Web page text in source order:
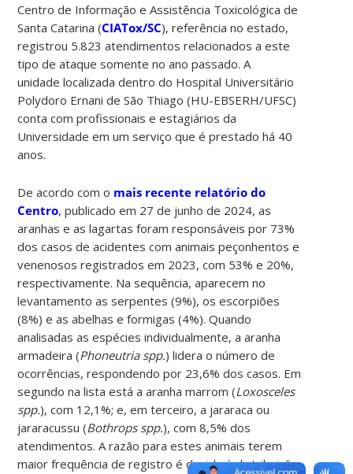
Centro de Informação e Assistência Toxicológica de
Santa Catarina (CIATox/SC), referência no estado,
registrou 5.823 atendimentos relacionados a este
tipo de ataque somente no ano passado. A
unidade localizada dentro do Hospital Universitário
Polydoro Ernani de São Thiago (HU-EBSERH/UFSC)
conta com profissionais e estagiários da
Universidade em um serviço que é prestado há 40
anos.
De acordo com o mais recente relatório do
Centro, publicado em 27 de junho de 2024, as
aranhas e as lagartas foram responsáveis por 73%
dos casos de acidentes com animais peçonhentos e
venenosos registrados em 2023, com 53% e 20%,
respectivamente. Na sequência, aparecem no
levantamento as serpentes (9%), os escorpiões
(8%) e as abelhas e formigas (4%). Quando
analisadas as espécies individualmente, a aranha
armadeira (Phoneutria spp.) lidera o número de
ocorrências, respondendo por 23,6% dos casos. Em
segundo na lista está a aranha marrom (Loxosceles
spp.), com 12,1%; e, em terceiro, a jararaca ou
jararacussu (Bothrops spp.), com 8,5% dos
atendimentos. A razão para estes animais terem
maior frequência de registro é devido à distribuição